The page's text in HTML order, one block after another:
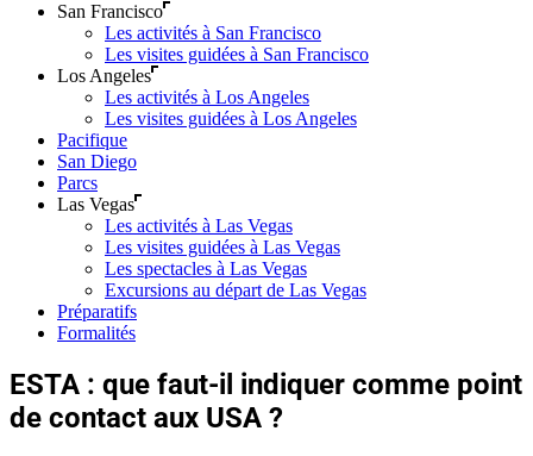
San Francisco
Les activités à San Francisco
Les visites guidées à San Francisco
Los Angeles
Les activités à Los Angeles
Les visites guidées à Los Angeles
Pacifique
San Diego
Parcs
Las Vegas
Les activités à Las Vegas
Les visites guidées à Las Vegas
Les spectacles à Las Vegas
Excursions au départ de Las Vegas
Préparatifs
Formalités
ESTA : que faut-il indiquer comme point
de contact aux USA ?